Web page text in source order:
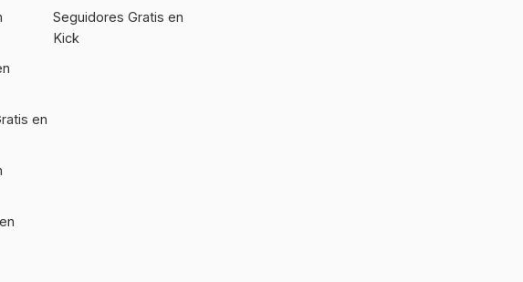
en
Seguidores Gratis en
Kick